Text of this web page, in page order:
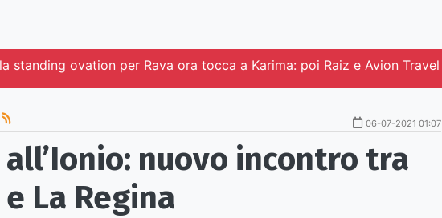
standing ovation per Rava ora tocca a Karima: poi Raiz e Avion Travel
06-07-2021 01:07
all’Ionio: nuovo incontro tra
La Regina